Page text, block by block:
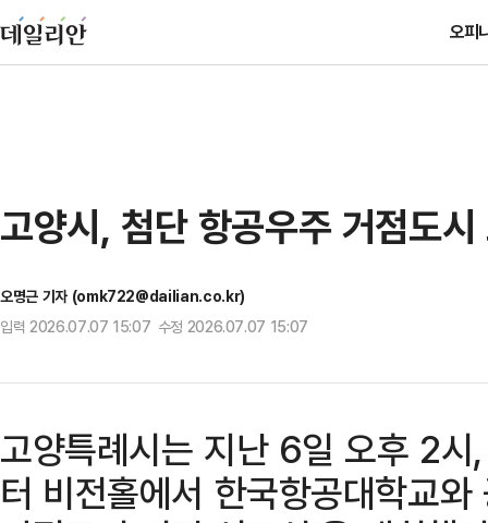
오피
고양시, 첨단 항공우주 거점도
오명근 기자 (omk722@dailian.co.kr)
입력 2026.07.07 15:07 수정 2026.07.07 15:07
고양특례시는 지난 6일 오후 2시
터 비전홀에서 한국항공대학교